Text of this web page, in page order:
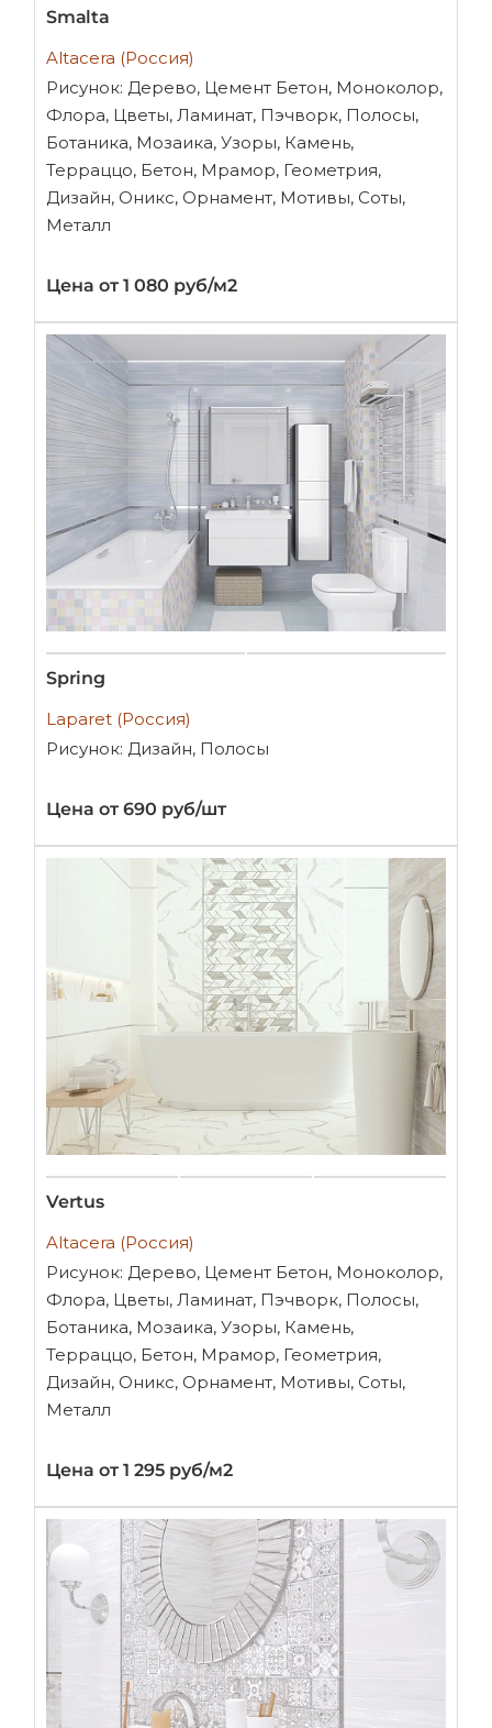
Smalta
Altacera (Россия)
Рисунок: Дерево, Цемент Бетон, Моноколор,
Флора, Цветы, Ламинат, Пэчворк, Полосы,
Ботаника, Мозаика, Узоры, Камень,
Терраццо, Бетон, Мрамор, Геометрия,
Дизайн, Оникс, Орнамент, Мотивы, Соты,
Металл
Цена от 1 080 руб/м2
Spring
Laparet (Россия)
Рисунок: Дизайн, Полосы
Цена от 690 руб/шт
Vertus
Altacera (Россия)
Рисунок: Дерево, Цемент Бетон, Моноколор,
Флора, Цветы, Ламинат, Пэчворк, Полосы,
Ботаника, Мозаика, Узоры, Камень,
Терраццо, Бетон, Мрамор, Геометрия,
Дизайн, Оникс, Орнамент, Мотивы, Соты,
Металл
Цена от 1 295 руб/м2